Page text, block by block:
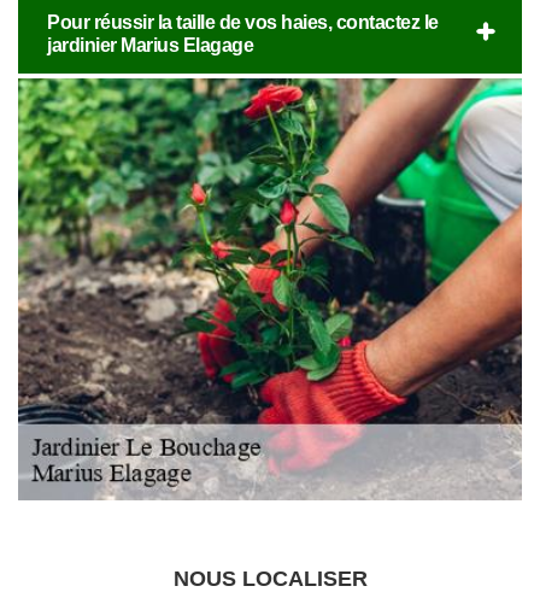
Pour réussir la taille de vos haies, contactez le
jardinier Marius Elagage
NOUS LOCALISER